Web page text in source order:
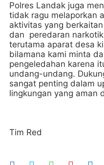
Polres Landak juga
tidak ragu melaporkan
aktivitas yang
dan peredaran
terutama aparat desa
bilamana kami minta
pengeledahan karena
undang-undang.
sangat penting dalam
lingkungan yang aman
Tim Red